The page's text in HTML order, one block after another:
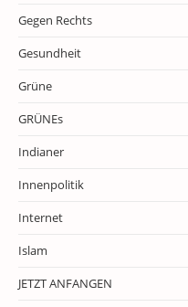
Gegen Rechts
Gesundheit
Grüne
GRÜNEs
Indianer
Innenpolitik
Internet
Islam
JETZT ANFANGEN